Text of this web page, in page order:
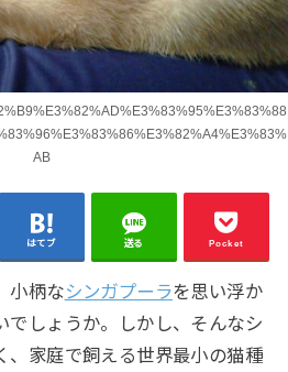
AB
はてブ 送る Pocket
小柄なシンガプーラを思い浮か
でしょうか。しかし、そんなシ
、家庭で飼える世界最小の猫種